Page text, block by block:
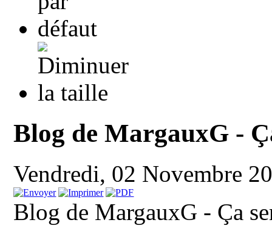
Blog de MargauxG -
Vendredi, 02 Novembre
Blog de MargauxG - Ça